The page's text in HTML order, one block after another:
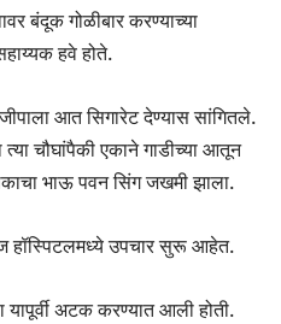
बंदूक गोळीबार करण्याच्या
हवे होते.
आत सिगारेट देण्यास सांगितले.
त्या चौघांपैकी एकाने गाडीच्या आतून
भाऊ पवन सिंग जखमी झाला.
हॉस्पिटलमध्ये उपचार सुरू आहेत.
अटक करण्यात आली होती.